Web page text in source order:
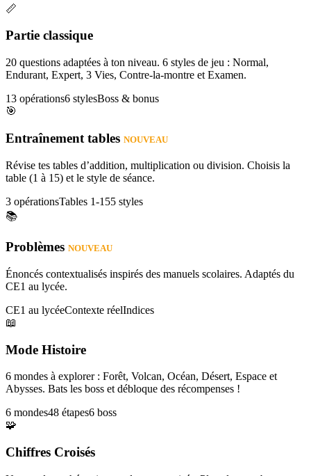
📏
Partie classique
20 questions adaptées à ton niveau. 6 styles de jeu : Normal,
Endurant, Expert, 3 Vies, Contre-la-montre et Examen.
13 opérations6 stylesBoss & bonus
🎯
Entraînement tables NOUVEAU
Révise tes tables d’addition, multiplication ou division. Choisis la
table (1 à 15) et le style de séance.
3 opérationsTables 1-155 styles
📚
Problèmes NOUVEAU
Énoncés contextualisés inspirés des manuels scolaires. Adaptés du
CE1 au lycée.
CE1 au lycéeContexte réelIndices
📖
Mode Histoire
6 mondes à explorer : Forêt, Volcan, Océan, Désert, Espace et
Abysses. Bats les boss et débloque des récompenses !
6 mondes48 étapes6 boss
🧩
Chiffres Croisés